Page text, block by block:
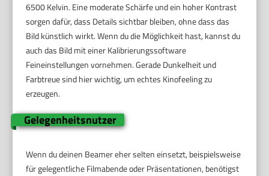
6500 Kelvin. Eine moderate Schärfe und ein hoher Kontrast
sorgen dafür, dass Details sichtbar bleiben, ohne dass das
Bild künstlich wirkt. Wenn du die Möglichkeit hast, kannst du
auch das Bild mit einer Kalibrierungssoftware
Feineinstellungen vornehmen. Gerade Dunkelheit und
Farbtreue sind hier wichtig, um echtes Kinofeeling zu
erzeugen.
Gelegenheitsnutzer
Wenn du deinen Beamer eher selten einsetzt, beispielsweise
für gelegentliche Filmabende oder Präsentationen, benötigst